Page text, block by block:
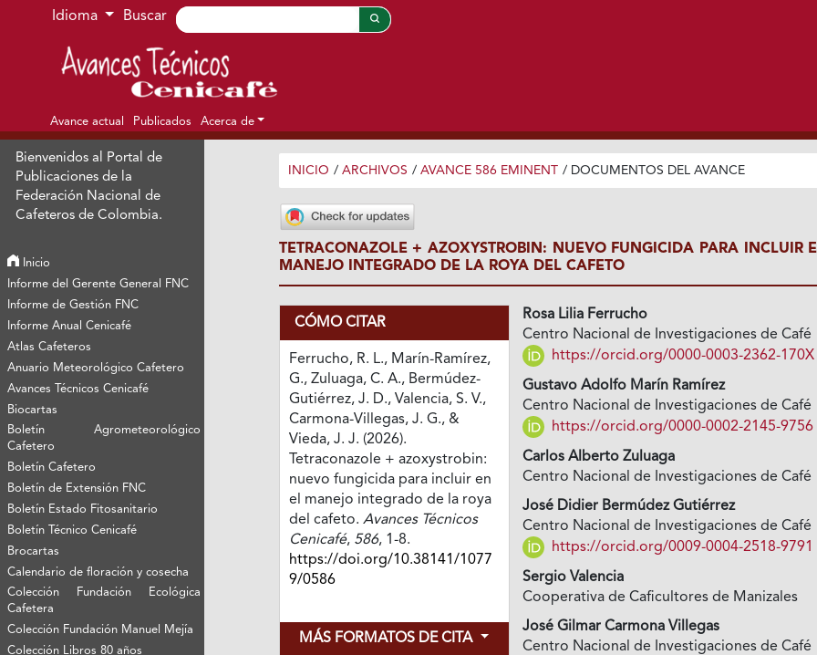
Ir al menú de navegación principal
Ir al contenido principal
Ir al pie de página del sitio
Idioma Buscar
Avance actual Publicados Acerca de
Bienvenidos al Portal de
Publicaciones de la
Federación Nacional de
Cafeteros de Colombia.
Inicio
Informe del Gerente General FNC
Informe de Gestión FNC
Informe Anual Cenicafé
Atlas Cafeteros
Anuario Meteorológico Cafetero
Avances Técnicos Cenicafé
Biocartas
Boletín Agrometeorológico
Cafetero
Boletín Cafetero
Boletín de Extensión FNC
Boletín Estado Fitosanitario
Boletín Técnico Cenicafé
Brocartas
Calendario de floración y cosecha
Colección Fundación Ecológica
Cafetera
Colección Fundación Manuel Mejía
Colección Libros 80 años
INICIO / ARCHIVOS / AVANCE 586 EMINENT / DOCUMENTOS DEL AVANCE
TETRACONAZOLE + AZOXYSTROBIN: NUEVO FUNGICIDA PARA INCLUIR
MANEJO INTEGRADO DE LA ROYA DEL CAFETO
CÓMO CITAR
Ferrucho, R. L., Marín-Ramírez,
G., Zuluaga, C. A., Bermúdez-
Gutiérrez, J. D., Valencia, S. V.,
Carmona-Villegas, J. G., &
Vieda, J. J. (2026).
Tetraconazole + azoxystrobin:
nuevo fungicida para incluir en
el manejo integrado de la roya
del cafeto. Avances Técnicos
Cenicafé, 586, 1-8.
https://doi.org/10.38141/1077
9/0586
MÁS FORMATOS DE CITA
Rosa Lilia Ferrucho
Centro Nacional de Investigaciones de Café
https://orcid.org/0000-0003-2362-170X
Gustavo Adolfo Marín Ramírez
Centro Nacional de Investigaciones de Café
https://orcid.org/0000-0002-2145-9756
Carlos Alberto Zuluaga
Centro Nacional de Investigaciones de Café
José Didier Bermúdez Gutiérrez
Centro Nacional de Investigaciones de Café
https://orcid.org/0009-0004-2518-9791
Sergio Valencia
Cooperativa de Caficultores de Manizales
José Gilmar Carmona Villegas
Centro Nacional de Investigaciones de Café